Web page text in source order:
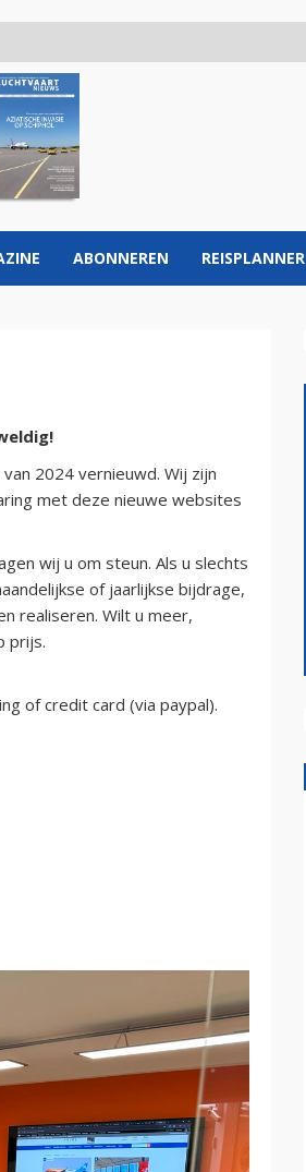
ABONNEREN REISPLANNER
2024 vernieuwd. Wij zijn
met deze nieuwe websites
wij u om steun. Als u slechts
of jaarlijkse bijdrage,
realiseren. Wilt u meer,
prijs.
of credit card (via paypal).